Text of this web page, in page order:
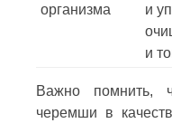
организма
и
и
Важно помнить,
черемши в